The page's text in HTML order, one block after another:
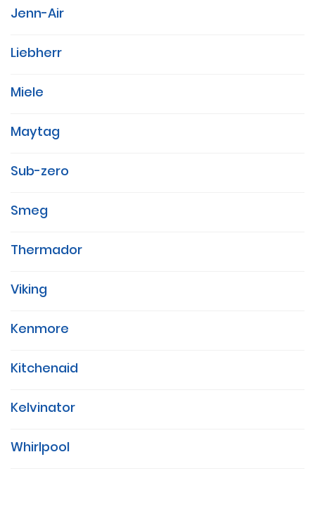
Jenn-Air
Liebherr
Miele
Maytag
Sub-zero
Smeg
Thermador
Viking
Kenmore
Kitchenaid
Kelvinator
Whirlpool